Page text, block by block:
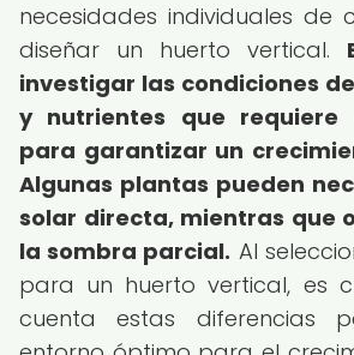
necesidades individuales
diseñar un huerto vertical.
investigar las condiciones
y nutrientes que requiere
para garantizar un
Algunas plantas pueden
solar directa, mientras que
la sombra parcial. Al
para un huerto vertical, es
cuenta estas diferencias